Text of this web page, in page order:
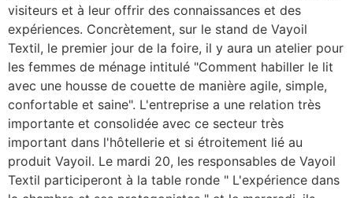
visiteurs et à leur offrir des connaissances et des
expériences. Concrètement, sur le stand de Vayoil
Textil, le premier jour de la foire, il y aura un atelier pour
les femmes de ménage intitulé "Comment habiller le lit
avec une housse de couette de manière agile, simple,
confortable et saine". L'entreprise a une relation très
importante et consolidée avec ce secteur très
important dans l'hôtellerie et si étroitement lié au
produit Vayoil. Le mardi 20, les responsables de Vayoil
Textil participeront à la table ronde " L'expérience dans